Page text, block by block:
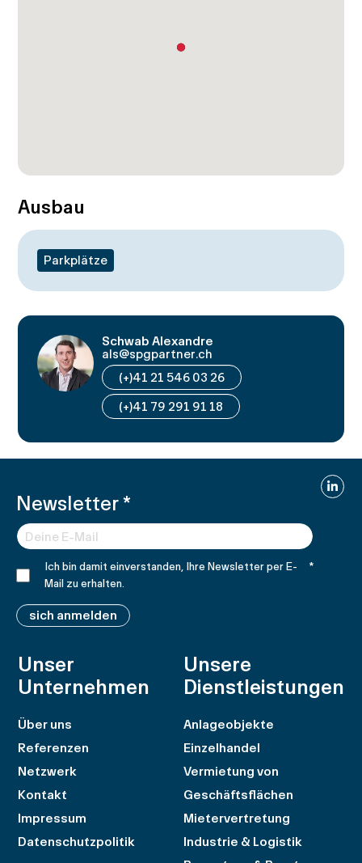
Ausbau
Parkplätze
Schwab Alexandre
als@spgpartner.ch
(+)41 21 546 03 26
(+)41 79 291 91 18
Newsletter*
Ich bin damit einverstanden, Ihre Newsletter per E-
Mail zu erhalten.
*
sich anmelden
Unser
Unternehmen
Über uns
Referenzen
Netzwerk
Kontakt
Impressum
Datenschutzpolitik
Unsere
Dienstleistungen
Anlageobjekte
Einzelhandel
Vermietung von
Geschäftsflächen
Mietervertretung
Industrie & Logistik